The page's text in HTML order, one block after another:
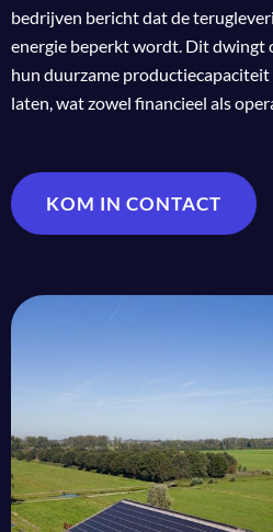
bedrijven bericht dat de
energie beperkt wordt. Dit dwingt
hun duurzame
laten, wat zowel financieel als
KOM IN CONTACT